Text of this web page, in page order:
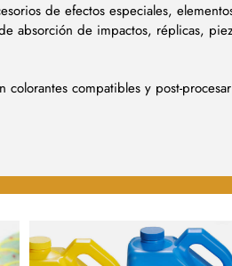
de efectos especiales,
absorción de impactos, réplicas,
colorantes compatibles y post-